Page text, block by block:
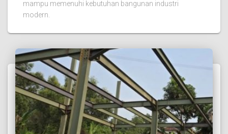
mampu memenuhi kebutuhan bangunan industri
modern.